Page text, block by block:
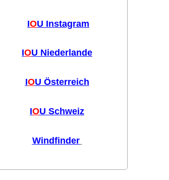
IOU Instagram
IOU Niederlande
IOU Österreich
IOU Schweiz
Windfinder